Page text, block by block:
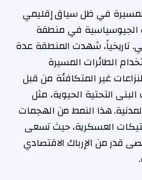
في ظل سياق إقليمي
الجيوسياسية في منطقة
تاريخياً، شهدت المنطقة عدة
الطائرات المسيرة
غير المتكافئة من قبل
التحتية الحيوية، مثل
هذا النمط من الهجمات
العسكرية، حيث تسعى
قدر من الإرباك الاقتصادي